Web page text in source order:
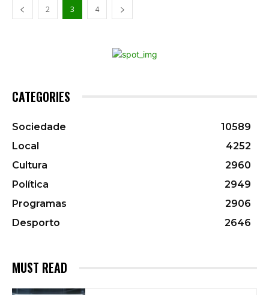
2 3 4
CATEGORIES
Sociedade
10589
Local
4252
Cultura
2960
Política
2949
Programas
2906
Desporto
2646
MUST READ